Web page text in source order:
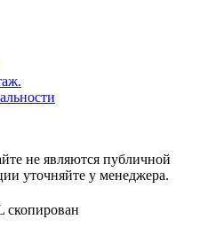
не являются публичной
уточняйте у менеджера.
скопирован